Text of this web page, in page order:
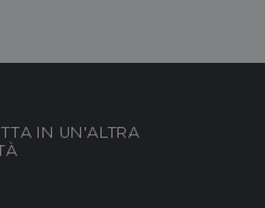
IN UN'ALTRA